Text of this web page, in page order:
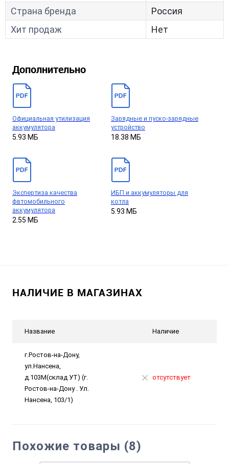
Страна бренда
Россия
Хит продаж
Нет
Дополнительно
Официальная утилизация
аккумулятора
5.93 МБ
Зарядные и пуско-зарядные
устройство
18.38 МБ
Экспертиза качества
фвтомобильного
аккумулятора
2.55 МБ
ИБП и аккумуляторы для
котла
5.93 МБ
НАЛИЧИЕ В МАГАЗИНАХ
Название Наличие
г.Ростов-на-Дону,
ул.Нансена,
д.103М(склад УТ) (г.
Ростов-на-Дону . Ул.
Нансена, 103/1)
отсутствует
Похожие товары (8)